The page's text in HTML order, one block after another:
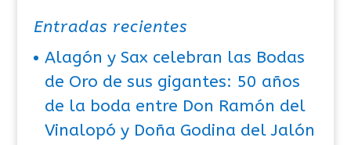
Entradas recientes
Alagón y Sax celebran las Bodas
de Oro de sus gigantes: 50 años
de la boda entre Don Ramón del
Vinalopó y Doña Godina del Jalón